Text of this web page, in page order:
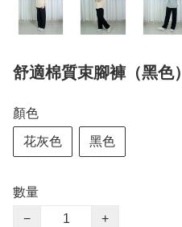
舒適棉質束腳褲（黑色）
顏色
花灰色 黑色
數量
−
+